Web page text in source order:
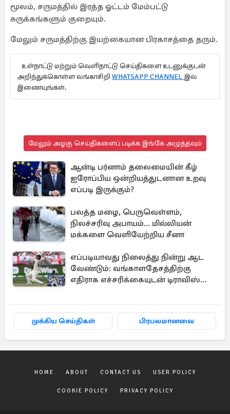
மூலம், சருமத்தில் இரத்த ஓட்டம் மேம்பட்டு
சுருக்கங்களும் குறையும்.
மேலும் சருமத்திற்கு இயற்கையான பிரகாசத்தை தரும்.
உள்நாட்டு மற்றும் வெளிநாட்டு செய்திகளை உடனுக்குடன்
அறிந்துக்கொள்ள லங்காசிறி WHATSAPP CHANNEL இல்
இணையுங்கள்.
மேலும் அழகு செய்திகளைப் படிக்க இங்கே அழுத்தவும்
ஆன்டி பர்னாம் தலைமையின் கீழ்
ஐரோப்பிய ஒன்றியத்துடனான உறவு
எப்படி இருக்கும்?
பலத்த மழை, பெருவெள்ளம்,
நிலச்சரிவு அபாயம்... மில்லியன்
மக்களை வெளியேற்றிய சீனா
எப்படியாவது நிலைத்து நின்று ஆட
வேண்டும்: வங்காளதேசத்திற்கு
எதிராக எச்சரிக்கையுடன் டிராவிஸ்
முக்கிய செய்திகள் பிரபலமானவை
HOME ABOUT CONTACT US USER POLICY
COOKIE POLICY PRIVACY POLICY